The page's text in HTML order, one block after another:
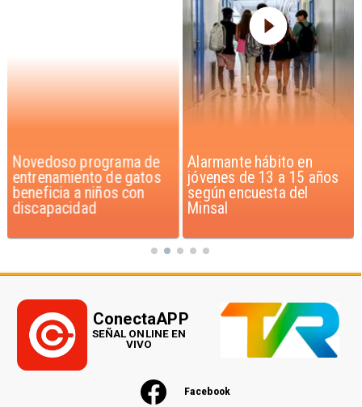
Alarmante hábito en
jóvenes de 13 a 15 años
según encuesta del
Minsal
Aprueban creación del
Parque Sebastián Piñera
con inversión de $4 mil
millones
Facebook
ConectaAPP
SEÑAL ONLINE EN
VIVO